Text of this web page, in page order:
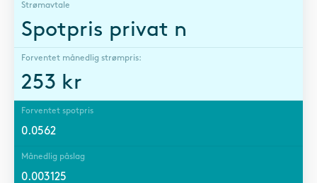
Strømavtale
Spotpris privat n
Forventet månedlig strømpris:
253 kr
Forventet spotpris
0.0562
Månedlig påslag
0.003125